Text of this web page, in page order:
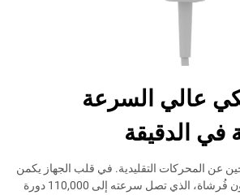
عالي السرعة
عن المحركات التقليدية. في قلب الجهاز يكمن
محركنا عالي السرعة بدون فُرشاة، الذي تصل سرعته إلى 110,000 دورة